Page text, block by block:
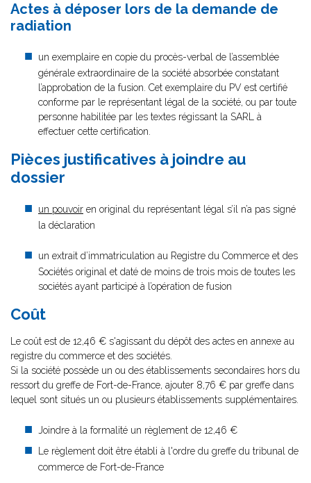
Actes à déposer lors de la demande de
radiation
un exemplaire en copie du procès-verbal de l’assemblée
générale extraordinaire de la société absorbée constatant
l’approbation de la fusion. Cet exemplaire du PV est certifié
conforme par le représentant légal de la société, ou par toute
personne habilitée par les textes régissant la SARL à
effectuer cette certification.
Pièces justificatives à joindre au
dossier
un pouvoir en original du représentant légal s’il n’a pas signé
la déclaration
un extrait d’immatriculation au Registre du Commerce et des
Sociétés original et daté de moins de trois mois de toutes les
sociétés ayant participé à l’opération de fusion
Coût
Le coût est de 12,46 € s'agissant du dépôt des actes en annexe au
registre du commerce et des sociétés.
Si la société possède un ou des établissements secondaires hors du
ressort du greffe de Fort-de-France, ajouter 8,76 € par greffe dans
lequel sont situés un ou plusieurs établissements supplémentaires.
Joindre à la formalité un règlement de 12,46 €
Le règlement doit être établi à l'ordre du greffe du tribunal de
commerce de Fort-de-France